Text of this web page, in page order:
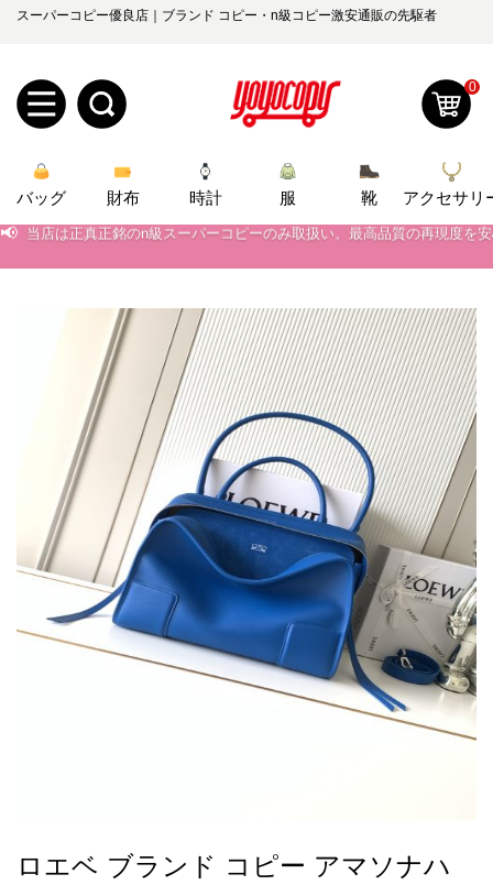
スーパーコピー優良店｜ブランド コピー・n級コピー激安通販の先駆者
規
ロ
管
せ
yoyocopys@gmail.com
2026人気特集
バッグ
財布
時計
服
ズボン
衣装セット
靴
住まい用品
アクセサリー
ベルト
スカーフ
アイフォーンケ
ース
小物
0
バッグ 財布 時計 服 靴 アクセサリ
当店は正真正銘のn級スーパーコピーのみ取扱い。最高品質の再現度を
当店は正真正銘のn級スーパーコピーのみ取扱い。最高品質の再現度を
2026春の新作続々更新中！期間中のご注文でお得な割引をご利用いただ
新作入荷！ルイ・ヴィトンスーパーコピー バッグ最新モデルが登場。
ロエベ ブランド コピー アマソナハ